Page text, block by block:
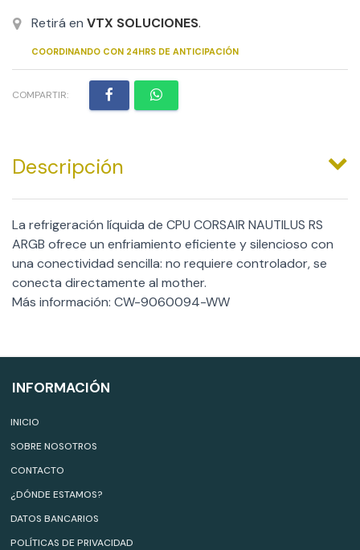
Retirá en VTX SOLUCIONES.
COORDINANDO CON 24HRS DE ANTICIPACIÓN
COMPARTIR:
Descripción
La refrigeración líquida de CPU CORSAIR NAUTILUS RS
ARGB ofrece un enfriamiento eficiente y silencioso con
una conectividad sencilla: no requiere controlador, se
conecta directamente al mother.
Más información: CW-9060094-WW
INFORMACIÓN
INICIO
SOBRE NOSOTROS
CONTACTO
¿DÓNDE ESTAMOS?
DATOS BANCARIOS
POLÍTICAS DE PRIVACIDAD